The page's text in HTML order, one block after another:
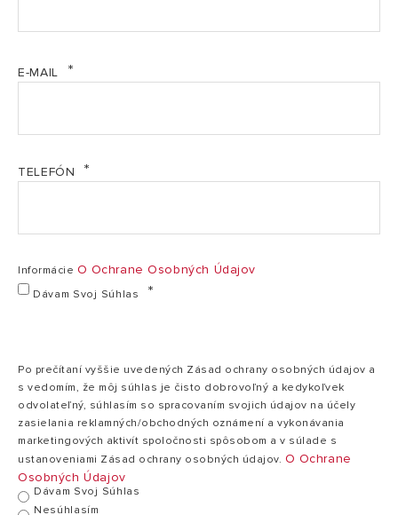
Doporučená plocha 37 m²
Modely DEOS 21S NET
Typ chladiva / množství
Provozní teplota
Typ kompresoru rotující
Maximální průtok vzduchu 166 m³/h
IPX0
Hmotnost (netto/butto)
E-MAIL
TELEFÓN
Informácie O Ochrane Osobných Údajov
Dávam Svoj Súhlas
Po prečítaní vyššie uvedených Zásad ochrany osobných údajov a
s vedomím, že môj súhlas je čisto dobrovoľný a kedykoľvek
odvolateľný, súhlasím so spracovaním svojich údajov na účely
zasielania reklamných/obchodných oznámení a vykonávania
marketingových aktivít spoločnosti spôsobom a v súlade s
ustanoveniami Zásad ochrany osobných údajov. O Ochrane
Osobných Údajov
Dávam Svoj Súhlas
Nesúhlasím